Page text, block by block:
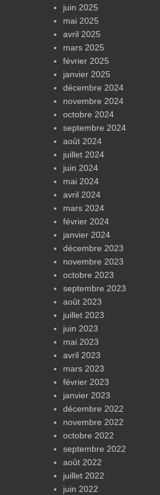
juin 2025
mai 2025
avril 2025
mars 2025
février 2025
janvier 2025
décembre 2024
novembre 2024
octobre 2024
septembre 2024
août 2024
juillet 2024
juin 2024
mai 2024
avril 2024
mars 2024
février 2024
janvier 2024
décembre 2023
novembre 2023
octobre 2023
septembre 2023
août 2023
juillet 2023
juin 2023
mai 2023
avril 2023
mars 2023
février 2023
janvier 2023
décembre 2022
novembre 2022
octobre 2022
septembre 2022
août 2022
juillet 2022
juin 2022